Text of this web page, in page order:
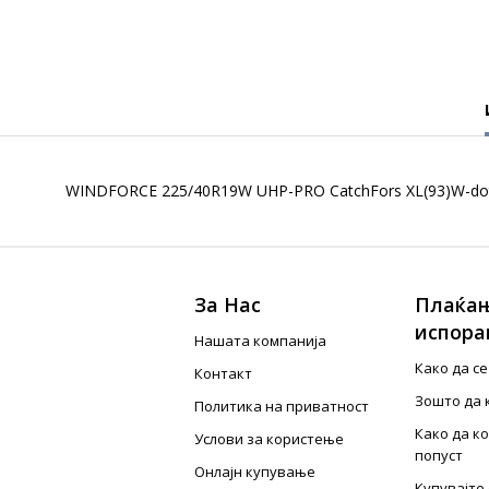
WINDFORCE 225/40R19W UHP-PRO CatchFors XL(93)W-
За Нас
Нашата компанија
Контакт
Политика на приватност
Услови за користење
Онлајн купување
Како да
Зошто да
Како да
попуст